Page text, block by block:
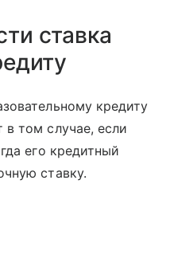
ставка
кредиту
том случае, если
его кредитный
ставку.